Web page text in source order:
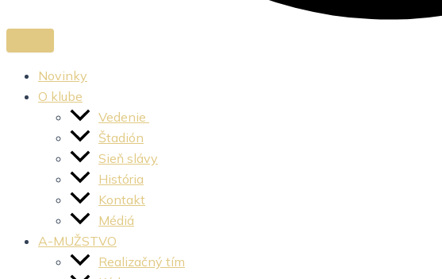
Novinky
O klube
Vedenie
Štadión
Sieň slávy
História
Kontakt
Médiá
A-MUŽSTVO
Realizačný tím